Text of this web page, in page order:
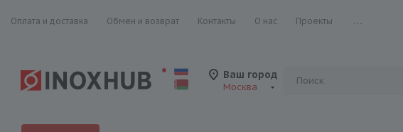
Оплата и доставка Обмен и возврат Контакты О нас Проекты ...
Ваш город
Москва